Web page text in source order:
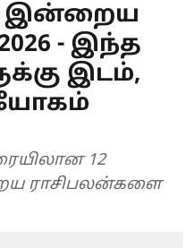
இன்றைய
- இந்த
இடம்,
யோகம்
12
ராசிபலன்களை